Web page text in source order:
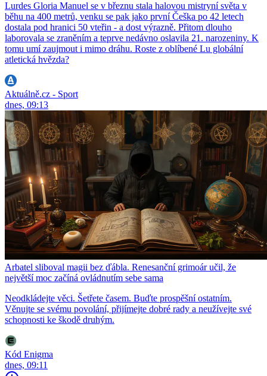
Lurdes Gloria Manuel se v březnu stala halovou mistryní světa v
běhu na 400 metrů, venku se pak jako první Češka po 42 letech
dostala pod hranici 50 vteřin - a dost výrazně. Přitom dlouho
laborovala se zraněním a teprve nedávno oslavila 21. narozeniny. K
tomu umí zaujmout i mimo dráhu. Roste z oblíbené Lu globální
atletická hvězda?
Aktuálně.cz - Sport
dnes, 09:13
Arbatel sliboval magii bez ďábla. Renesanční grimoár učil, že
největší moc začíná ovládnutím sebe sama
Neodkládejte věci. Šetřete časem. Buďte prospěšní ostatním.
Věnujte se svému povolání, přijímejte dobré rady a neužívejte své
schopnosti ke škodě druhým.
Kód Enigma
dnes, 09:11